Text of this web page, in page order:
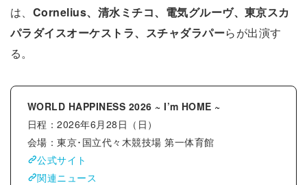
は、 Cornelius、清水ミチコ、電気グルーヴ、東京スカ
パラダイスオーケストラ、スチャダラパーらが出演す
る。
WORLD HAPPINESS 2026 ~ I’m HOME ~
日程：2026年6⽉28⽇（⽇）
会場：東京･国⽴代々⽊競技場 第⼀体育館
公式サイト
関連ニュース